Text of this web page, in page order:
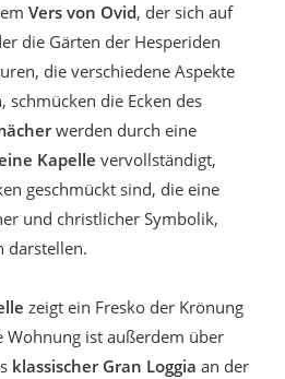
Vers von Ovid, der sich auf
die Gärten der Hesperiden
die verschiedene Aspekte
schmücken die Ecken des
werden durch eine
Kapelle vervollständigt,
geschmückt sind, die eine
und christlicher Symbolik,
darstellen.
zeigt ein Fresko der Krönung
Wohnung ist außerdem über
klassischer Gran Loggia an der